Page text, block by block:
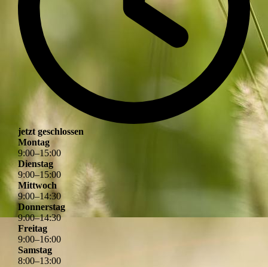
jetzt geschlossen
Montag
9:00–15:00
Dienstag
9:00–15:00
Mittwoch
9:00–14:30
Donnerstag
9:00–14:30
Freitag
9:00–16:00
Samstag
8:00–13:00